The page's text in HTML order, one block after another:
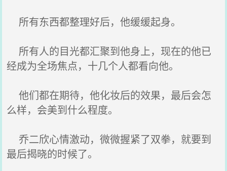
所有东西都整理好后，他缓缓起身。
所有人的目光都汇聚到他身上，现在的他已
经成为全场焦点，十几个人都看向他。
他们都在期待，他化妆后的效果，最后会怎
么样，会美到什么程度。
乔二欣心情激动，微微握紧了双拳，就要到
最后揭晓的时候了。